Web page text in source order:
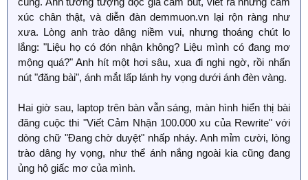
xúc chân thật, và diễn đàn demmuon.vn lại rộn ràng như
xưa. Lòng anh trào dâng niềm vui, nhưng thoáng chút lo
lắng: "Liệu họ có đón nhận không? Liệu mình có đang mơ
mộng quá?" Anh hít một hơi sâu, xua đi nghi ngờ, rồi nhấn
nút "đăng bài", ánh mắt lấp lánh hy vọng dưới ánh đèn vàng.
Hai giờ sau, laptop trên bàn vẫn sáng, màn hình hiển thị bài
đăng cuộc thi "Viết Cảm Nhận 100.000 xu của Rewrite" với
dòng chữ "Đang chờ duyệt" nhấp nháy. Anh mỉm cười, lòng
trào dâng hy vọng, như thể ánh nắng ngoài kia cũng đang
ủng hộ giấc mơ của mình.